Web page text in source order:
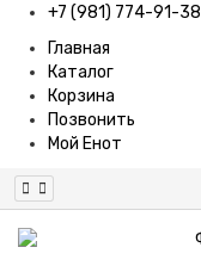
+7 (981) 774-91-38
Главная
Каталог
Корзина
Позвонить
Мой Енот